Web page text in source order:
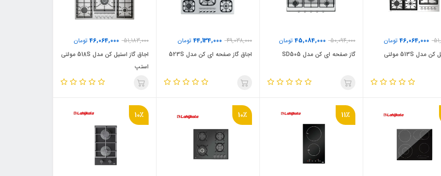
46,064,000تومان
گاز استیل کن مدل 513S مولتی
50,094,000
45,084,000تومان
گاز صفحه ای کن مدل SD505
49,038,000
44,134,000تومان
اجاق گاز صفحه ای کن مدل 523S
51,183,000
46,064,000تومان
اجاق گاز استیل کن مدل 518S مولتی
استپ
11٪ 10٪ 10٪